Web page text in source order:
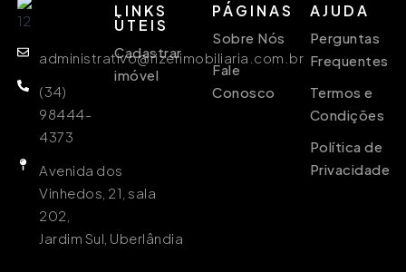
administrativo@rizerimobiliaria.com.br
(34)
98444-
4373
Avenida dos
Vinhedos, 21, sala
202,
Jardim Sul, Uberlândia
LINKS
ÙTEIS
Cadastrar
imóvel
PÁGINAS
Sobre Nós
Fale
Conosco
AJUDA
Perguntas
Frequentes
Termos e
Condições
Política de
Privacidade